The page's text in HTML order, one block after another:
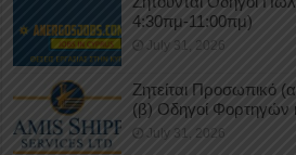
4:30πμ-11:00πμ)
July 31, 2026
Ζητείται Προσωπικό
(β) Οδηγοί Φορτηγών
July 31, 2026